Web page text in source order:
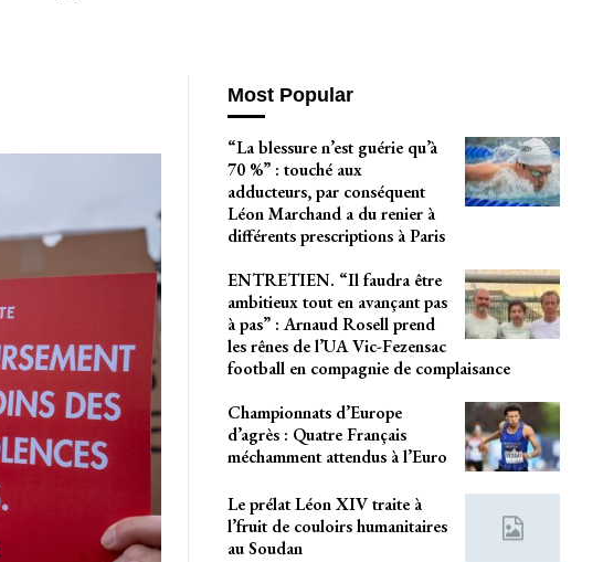
Most Popular
“La blessure n’est guérie qu’à
70 %” : touché aux
adducteurs, par conséquent
Léon Marchand a du renier à
différents prescriptions à Paris
ENTRETIEN. “Il faudra être
ambitieux tout en avançant pas
à pas” : Arnaud Rosell prend
les rênes de l’UA Vic-Fezensac
football en compagnie de complaisance
Championnats d’Europe
d’agrès : Quatre Français
méchamment attendus à l’Euro
Le prélat Léon XIV traite à
l’fruit de couloirs humanitaires
au Soudan